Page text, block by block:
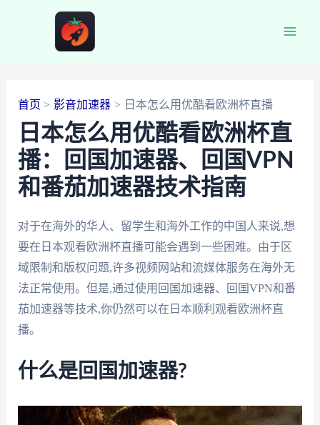
首页 影音加速器 日本怎么用优酷看欧洲杯直播
日本怎么用优酷看欧洲杯直
播：回国加速器、回国VPN
和番茄加速器技术指南
对于在海外的华人、留学生和海外工作的中国人来说,想
要在日本观看欧洲杯直播可能会遇到一些困难。由于区
域限制和版权问题,许多视频网站和流媒体服务在海外无
法正常使用。但是,通过使用回国加速器、回国VPN和番
茄加速器等技术,你仍然可以在日本顺利观看欧洲杯直
播。
什么是回国加速器?